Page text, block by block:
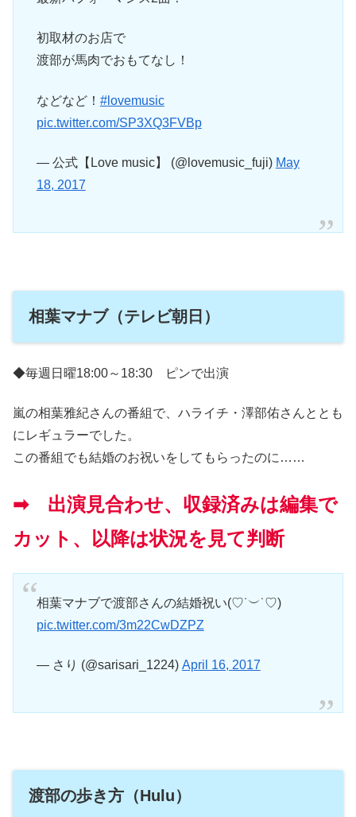
初取材のお店で
渡部が馬肉でおもてなし！
などなど！ #lovemusic
pic.twitter.com/SP3XQ3FVBp
— 公式【Love music】 (@lovemusic_fuji) May
18, 2017
相葉マナブ（テレビ朝日）
◆毎週日曜18:00～18:30 ピンで出演
嵐の相葉雅紀さんの番組で、ハライチ・澤部佑さんととも
にレギュラーでした。
この番組でも結婚のお祝いをしてもらったのに……
➡ 出演見合わせ、収録済みは編集で
カット、以降は状況を見て判断
相葉マナブで渡部さんの結婚祝い(♡˙︶˙♡)
pic.twitter.com/3m22CwDZPZ
— さり (@sarisari_1224) April 16, 2017
渡部の歩き方（Hulu）